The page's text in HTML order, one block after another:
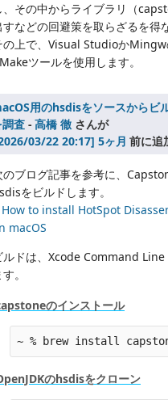
、その中からライブラリ（
すなどの回避策を取らざるを得
の上で、Visual StudioかMingw
ツールを使用します。
用のhsdisをソースからビ
調査 - 高橋 徹 さんが
5ヶ月 前に追
のブログ記事を参考に、
をビルドします。
How to install HotSpot
macOS
ルドは、Xcode Command Line
。
のインストール
のhsdisをクローン